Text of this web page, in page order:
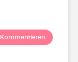
Kommentieren